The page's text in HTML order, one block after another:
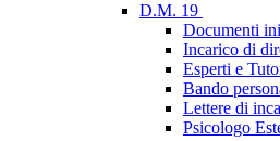
D.M. 19
Documenti
Incarico di
Esperti e
Bando
Lettere di
Psicologo